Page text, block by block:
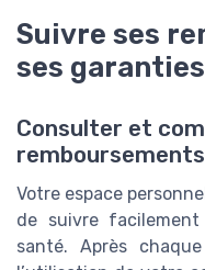
Suivre ses
ses garanties
Consulter et
Votre espace
de suivre facilement
santé. Après